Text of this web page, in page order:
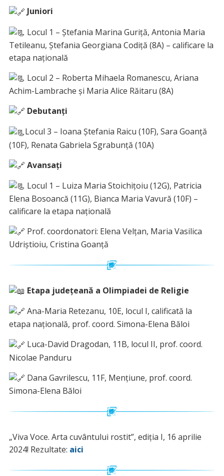
Juniori
Locul 1 – Ștefania Marina Guriță, Antonia Maria
Tetileanu, Ștefania Georgiana Codiță (8A) – calificare la
etapa națională
Locul 2 – Roberta Mihaela Romanescu, Ariana
Achim-Lambrache și Maria Alice Răitaru (8A)
Debutanți
Locul 3 – Ioana Ștefania Raicu (10F), Sara Goanță
(10F), Renata Gabriela Sgrabunță (10A)
Avansați
Locul 1 – Luiza Maria Stoichițoiu (12G), Patricia
Elena Bosoancă (11G), Bianca Maria Vavură (10F) –
calificare la etapa națională
Prof. coordonatori: Elena Velțan, Maria Vasilica
Udriștioiu, Cristina Goanță
Etapa județeană a Olimpiadei de Religie
Ana-Maria Retezanu, 10E, locul I, calificată la
etapa națională, prof. coord. Simona-Elena Băloi
Luca-David Dragodan, 11B, locul II, prof. coord.
Nicolae Panduru
Dana Gavrilescu, 11F, Mențiune, prof. coord.
Simona-Elena Băloi
„Viva Voce. Arta cuvântului rostit”, ediția I, 16 aprilie
2024! Rezultate: aici